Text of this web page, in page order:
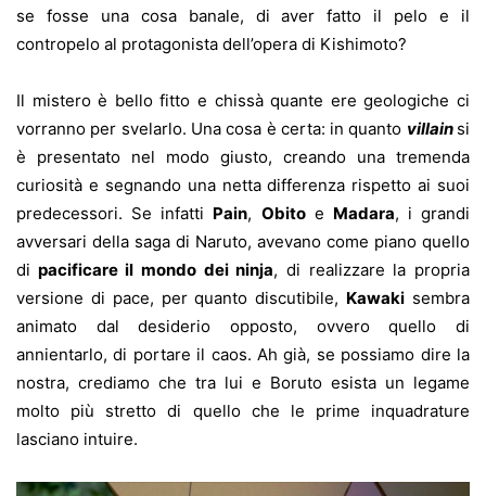
se fosse una cosa banale, di aver fatto il pelo e il
contropelo al protagonista dell’opera di Kishimoto?
Il mistero è bello fitto e chissà quante ere geologiche ci
vorranno per svelarlo. Una cosa è certa: in quanto villain si
è presentato nel modo giusto, creando una tremenda
curiosità e segnando una netta differenza rispetto ai suoi
predecessori. Se infatti Pain, Obitoe Madara, i grandi
avversari della saga di Naruto, avevano come piano quello
di pacificare il mondo dei ninja, di realizzare la propria
versione di pace, per quanto discutibile, Kawaki sembra
animato dal desiderio opposto, ovvero quello di
annientarlo, di portare il caos. Ah già, se possiamo dire la
nostra, crediamo che tra lui e Boruto esista un legame
molto più stretto di quello che le prime inquadrature
lasciano intuire.